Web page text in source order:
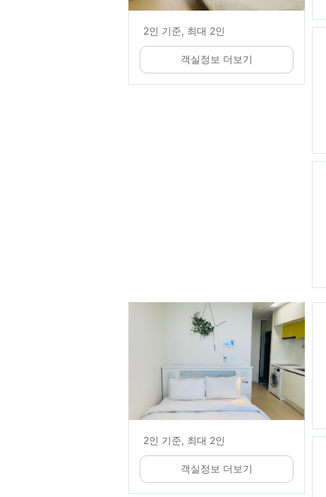
2인 기준, 최대 2인
객실정보 더보기
2인 기준, 최대 2인
객실정보 더보기